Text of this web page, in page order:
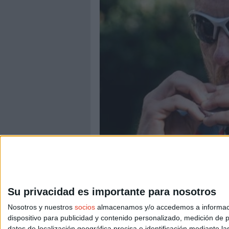
Su privacidad es importante para nosotros
Nosotros y nuestros socios almacenamos y/o accedemos a
dispositivo para publicidad y contenido personalizado, medición de
Los geles son un gran aliado cuando